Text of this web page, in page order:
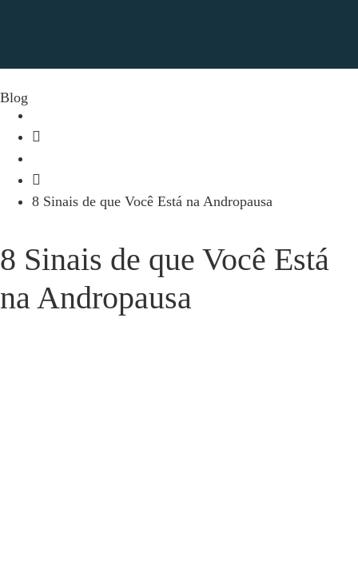
Blog
8 Sinais de que Você Está na Andropausa
8 Sinais de que Você Está
na Andropausa